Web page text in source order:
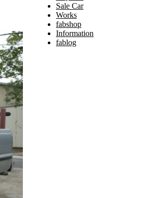
Sale Car
Works
fabshop
Information
fablog